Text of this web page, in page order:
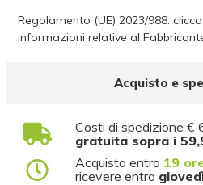
Regolamento (UE) 2023/988:
informazioni relative al
Acquisto e
Costi di spedizione €
gratuita sopra i
Acquista entro 19
ricevere entro